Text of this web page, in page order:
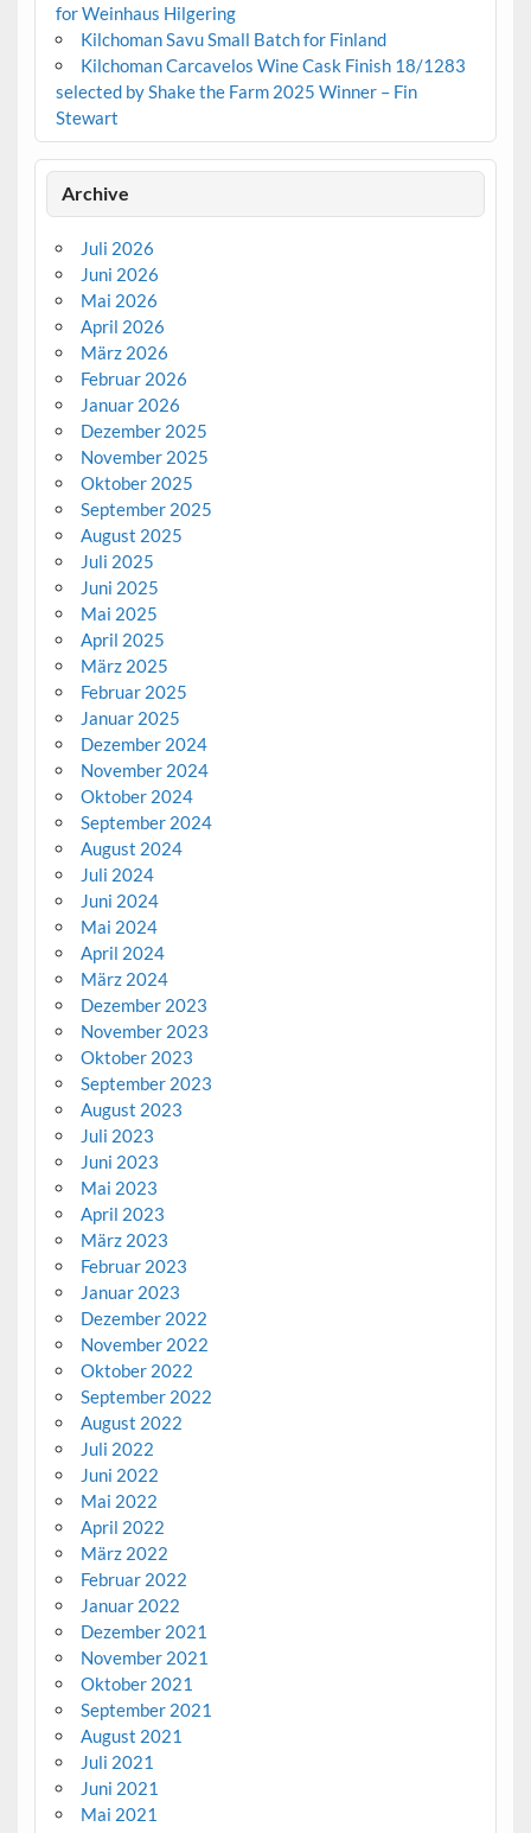
for Weinhaus Hilgering
Kilchoman Savu Small Batch for Finland
Kilchoman Carcavelos Wine Cask Finish 18/1283
selected by Shake the Farm 2025 Winner – Fin
Stewart
Archive
Juli 2026
Juni 2026
Mai 2026
April 2026
März 2026
Februar 2026
Januar 2026
Dezember 2025
November 2025
Oktober 2025
September 2025
August 2025
Juli 2025
Juni 2025
Mai 2025
April 2025
März 2025
Februar 2025
Januar 2025
Dezember 2024
November 2024
Oktober 2024
September 2024
August 2024
Juli 2024
Juni 2024
Mai 2024
April 2024
März 2024
Dezember 2023
November 2023
Oktober 2023
September 2023
August 2023
Juli 2023
Juni 2023
Mai 2023
April 2023
März 2023
Februar 2023
Januar 2023
Dezember 2022
November 2022
Oktober 2022
September 2022
August 2022
Juli 2022
Juni 2022
Mai 2022
April 2022
März 2022
Februar 2022
Januar 2022
Dezember 2021
November 2021
Oktober 2021
September 2021
August 2021
Juli 2021
Juni 2021
Mai 2021